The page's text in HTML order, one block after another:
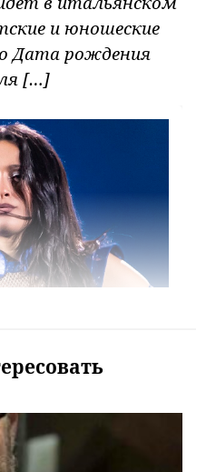
и юношеские
Дата рождения
[…]